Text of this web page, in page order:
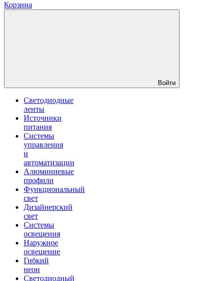
Корзина
Войти
Светодиодные
ленты
Источники
питания
Системы
управления
и
автоматизации
Алюминиевые
профили
Функциональный
свет
Дизайнерский
свет
Системы
освещения
Наружное
освещение
Гибкий
неон
Светодиодный